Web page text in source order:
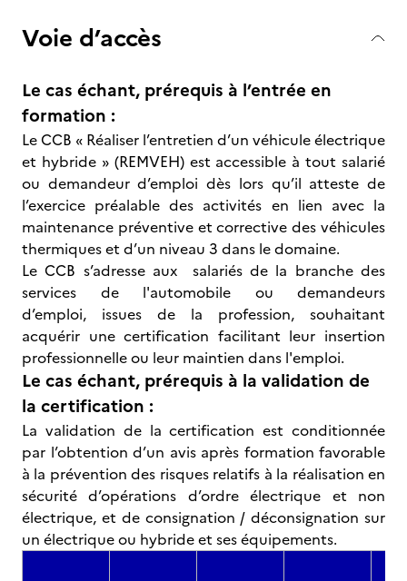
Voie d’accès
Le cas échant, prérequis à l’entrée en
formation :
Le CCB « Réaliser l’entretien d’un véhicule électrique
et hybride » (REMVEH) est accessible à tout salarié
ou demandeur d’emploi dès lors qu’il atteste de
l’exercice préalable des activités en lien avec la
maintenance préventive et corrective des véhicules
thermiques et d’un niveau 3 dans le domaine.
Le CCB s’adresse aux salariés de la branche des
services de l'automobile ou demandeurs
d’emploi, issues de la profession, souhaitant
acquérir une certification facilitant leur insertion
professionnelle ou leur maintien dans l'emploi.
Le cas échant, prérequis à la validation de
la certification :
La validation de la certification est conditionnée
par l’obtention d’un avis après formation favorable
à la prévention des risques relatifs à la réalisation en
sécurité d’opérations d’ordre électrique et non
électrique, et de consignation / déconsignation sur
un électrique ou hybride et ses équipements.